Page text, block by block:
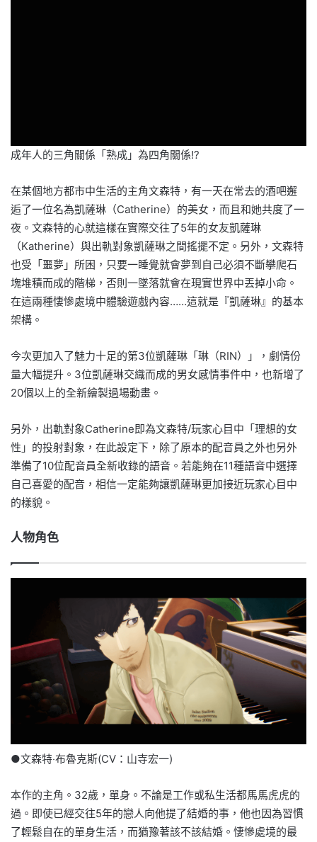
成年人的三角關係「熟成」為四角關係!?
在某個地方都市中生活的主角文森特，有一天在常去的酒吧邂
逅了一位名為凱薩琳（Catherine）的美女，而且和她共度了一
夜。文森特的心就這樣在實際交往了5年的女友凱薩琳
（Katherine）與出軌對象凱薩琳之間搖擺不定。另外，文森特
也受「噩夢」所困，只要一睡覺就會夢到自己必須不斷攀爬石
塊堆積而成的階梯，否則一墜落就會在現實世界中丟掉小命。
在這兩種悽慘處境中體驗遊戲內容……這就是『凱薩琳』的基本
架構。
今次更加入了魅力十足的第3位凱薩琳「琳（RIN）」，劇情份
量大幅提升。3位凱薩琳交織而成的男女感情事件中，也新增了
20個以上的全新繪製過場動畫。
另外，出軌對象Catherine即為文森特/玩家心目中「理想的女
性」的投射對象，在此設定下，除了原本的配音員之外也另外
準備了10位配音員全新收錄的語音。若能夠在11種語音中選擇
自己喜愛的配音，相信一定能夠讓凱薩琳更加接近玩家心目中
的樣貌。
人物角色
●文森特‧布魯克斯(CV：山寺宏一)
本作的主角。32歲，單身。不論是工作或私生活都馬馬虎虎的
過。即使已經交往5年的戀人向他提了結婚的事，他也因為習慣
了輕鬆自在的單身生活，而猶豫著該不該結婚。悽慘處境的最